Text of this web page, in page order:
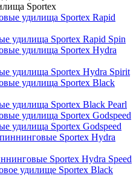
Sportex
удилища Sportex Rapid Spin
удилища Sportex Hydra Spirit
удилища Sportex Black Pearl
удилища Sportex Godspeed
Sportex Hydra Speed